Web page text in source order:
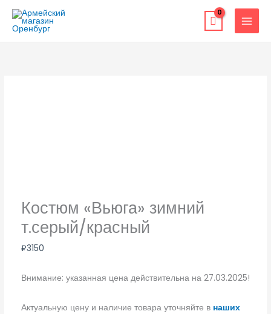
Перейти
содержимому
Костюм «Вьюга» зимний
т.серый/красный
₽3150
Внимание: указанная цена действительна на 27.03.2025!
Актуальную цену и наличие товара уточняйте в наших